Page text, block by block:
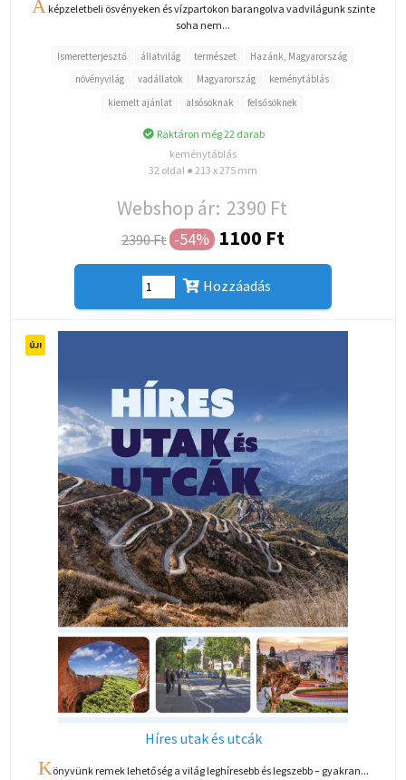
Aképzeletbeli ösvényeken és vízpartokon barangolva vadvilágunk szinte
soha nem...
Ismeretterjesztő állatvilág természet
Hazánk, Magyarország
növényvilág
vadállatok Magyarország
keménytáblás
kiemelt ajánlat
alsósoknak felsősöknek
Raktáron még 22 darab
keménytáblás
32 oldal ● 213 x 275 mm
Webshop ár: 2390 Ft
2390 Ft -54% 1100 Ft
Hozzáadás
Híres utak és utcák
Könyvünk remek lehetőség a világ leghíresebb és legszebb – gyakran...